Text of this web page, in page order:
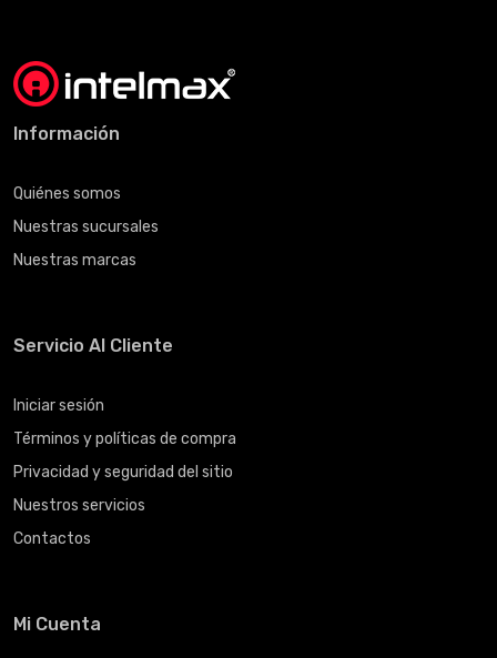
Información
Quiénes somos
Nuestras sucursales
Nuestras marcas
Servicio Al Cliente
Iniciar sesión
Términos y políticas de compra
Privacidad y seguridad del sitio
Nuestros servicios
Contactos
Mi Cuenta